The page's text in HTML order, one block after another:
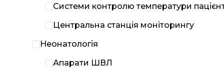
Системи контролю температури
Центральна станція моніторингу
Неонатологія
Апарати ШВЛ